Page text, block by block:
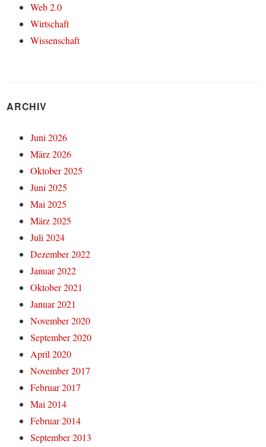
Web 2.0
Wirtschaft
Wissenschaft
ARCHIV
Juni 2026
März 2026
Oktober 2025
Juni 2025
Mai 2025
März 2025
Juli 2024
Dezember 2022
Januar 2022
Oktober 2021
Januar 2021
November 2020
September 2020
April 2020
November 2017
Februar 2017
Mai 2014
Februar 2014
September 2013